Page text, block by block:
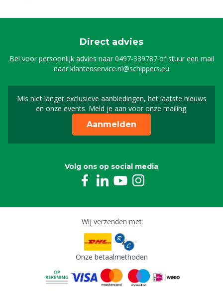
Direct advies
Bel voor persoonlijk advies naar0497-339787of stuur een mail
naarklantenservice.nl@schippers.eu
Mis niet langer exclusieve aanbiedingen, het laatste nieuws
en onze events. Meld je aan voor onze mailing.
Schrijf je in voor onze
Aanmelden
Volg ons op social media
Wij verzenden met
Onze betaalmethoden